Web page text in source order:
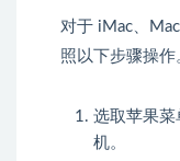
对于 iMac、
照以下步骤操作
选取苹果菜
机。